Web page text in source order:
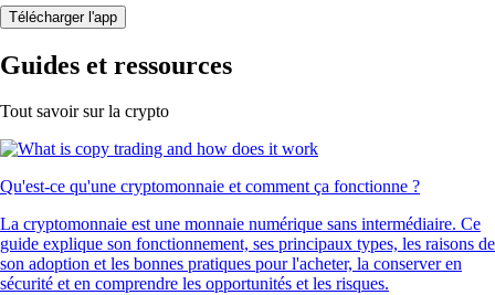
Télécharger l'app
Guides et ressources
Tout savoir sur la crypto
Qu'est-ce qu'une cryptomonnaie et comment ça fonctionne ?
La cryptomonnaie est une monnaie numérique sans intermédiaire. Ce
guide explique son fonctionnement, ses principaux types, les raisons de
son adoption et les bonnes pratiques pour l'acheter, la conserver en
sécurité et en comprendre les opportunités et les risques.